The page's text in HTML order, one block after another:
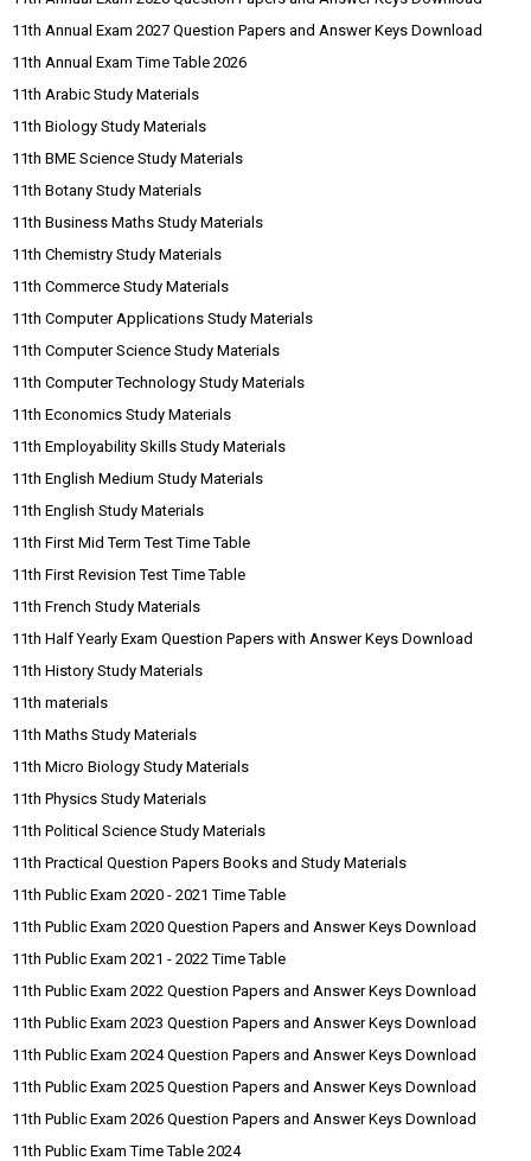
11th Annual Exam 2027 Question Papers and Answer Keys Download
11th Annual Exam Time Table 2026
11th Arabic Study Materials
11th Biology Study Materials
11th BME Science Study Materials
11th Botany Study Materials
11th Business Maths Study Materials
11th Chemistry Study Materials
11th Commerce Study Materials
11th Computer Applications Study Materials
11th Computer Science Study Materials
11th Computer Technology Study Materials
11th Economics Study Materials
11th Employability Skills Study Materials
11th English Medium Study Materials
11th English Study Materials
11th First Mid Term Test Time Table
11th First Revision Test Time Table
11th French Study Materials
11th Half Yearly Exam Question Papers with Answer Keys Download
11th History Study Materials
11th materials
11th Maths Study Materials
11th Micro Biology Study Materials
11th Physics Study Materials
11th Political Science Study Materials
11th Practical Question Papers Books and Study Materials
11th Public Exam 2020 - 2021 Time Table
11th Public Exam 2020 Question Papers and Answer Keys Download
11th Public Exam 2021 - 2022 Time Table
11th Public Exam 2022 Question Papers and Answer Keys Download
11th Public Exam 2023 Question Papers and Answer Keys Download
11th Public Exam 2024 Question Papers and Answer Keys Download
11th Public Exam 2025 Question Papers and Answer Keys Download
11th Public Exam 2026 Question Papers and Answer Keys Download
11th Public Exam Time Table 2024